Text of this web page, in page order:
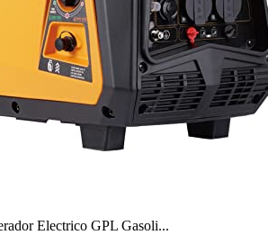
Electrico GPL Gasoli...